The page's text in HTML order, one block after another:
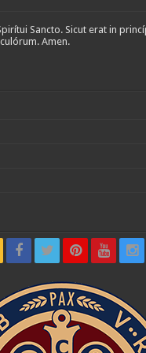
Sancto. Sicut erat in
Amen.